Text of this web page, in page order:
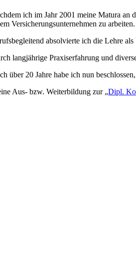
ich im Jahr 2001 meine Matura an
Versicherungsunternehmen zu arbeiten.
absolvierte ich die Lehre
langjährige Praxiserfahrung und
über 20 Jahre habe ich nun
Aus- bzw. Weiterbildung zur „Dipl.